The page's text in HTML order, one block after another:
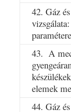
42. Gáz
43. A
elemek
44. Gáz